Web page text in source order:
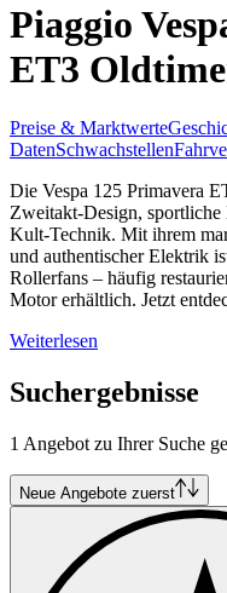
Piaggio
ET3
Preise & Marktwerte
DatenSchwachstellen
Die Vespa 125 Primavera
Zweitakt-Design, sportliche
Kult-Technik. Mit ihrem
und authentischer Elektrik
Rollerfans – häufig
Motor erhältlich. Jetzt
Weiterlesen
Suchergebnisse
1 Angebot zu Ihrer Suche
Neue Angebote zuerst